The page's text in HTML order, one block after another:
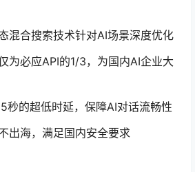
混合搜索技术针对AI场景深度优化
为必应API的1/3，为国内AI企业大
秒的超低时延，保障AI对话流畅性
出海，满足国内安全要求